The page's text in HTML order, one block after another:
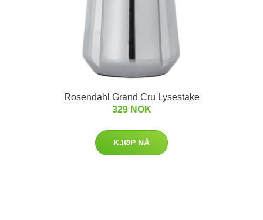
Rosendahl Grand Cru Lysestake
329 NOK
KJØP NÅ